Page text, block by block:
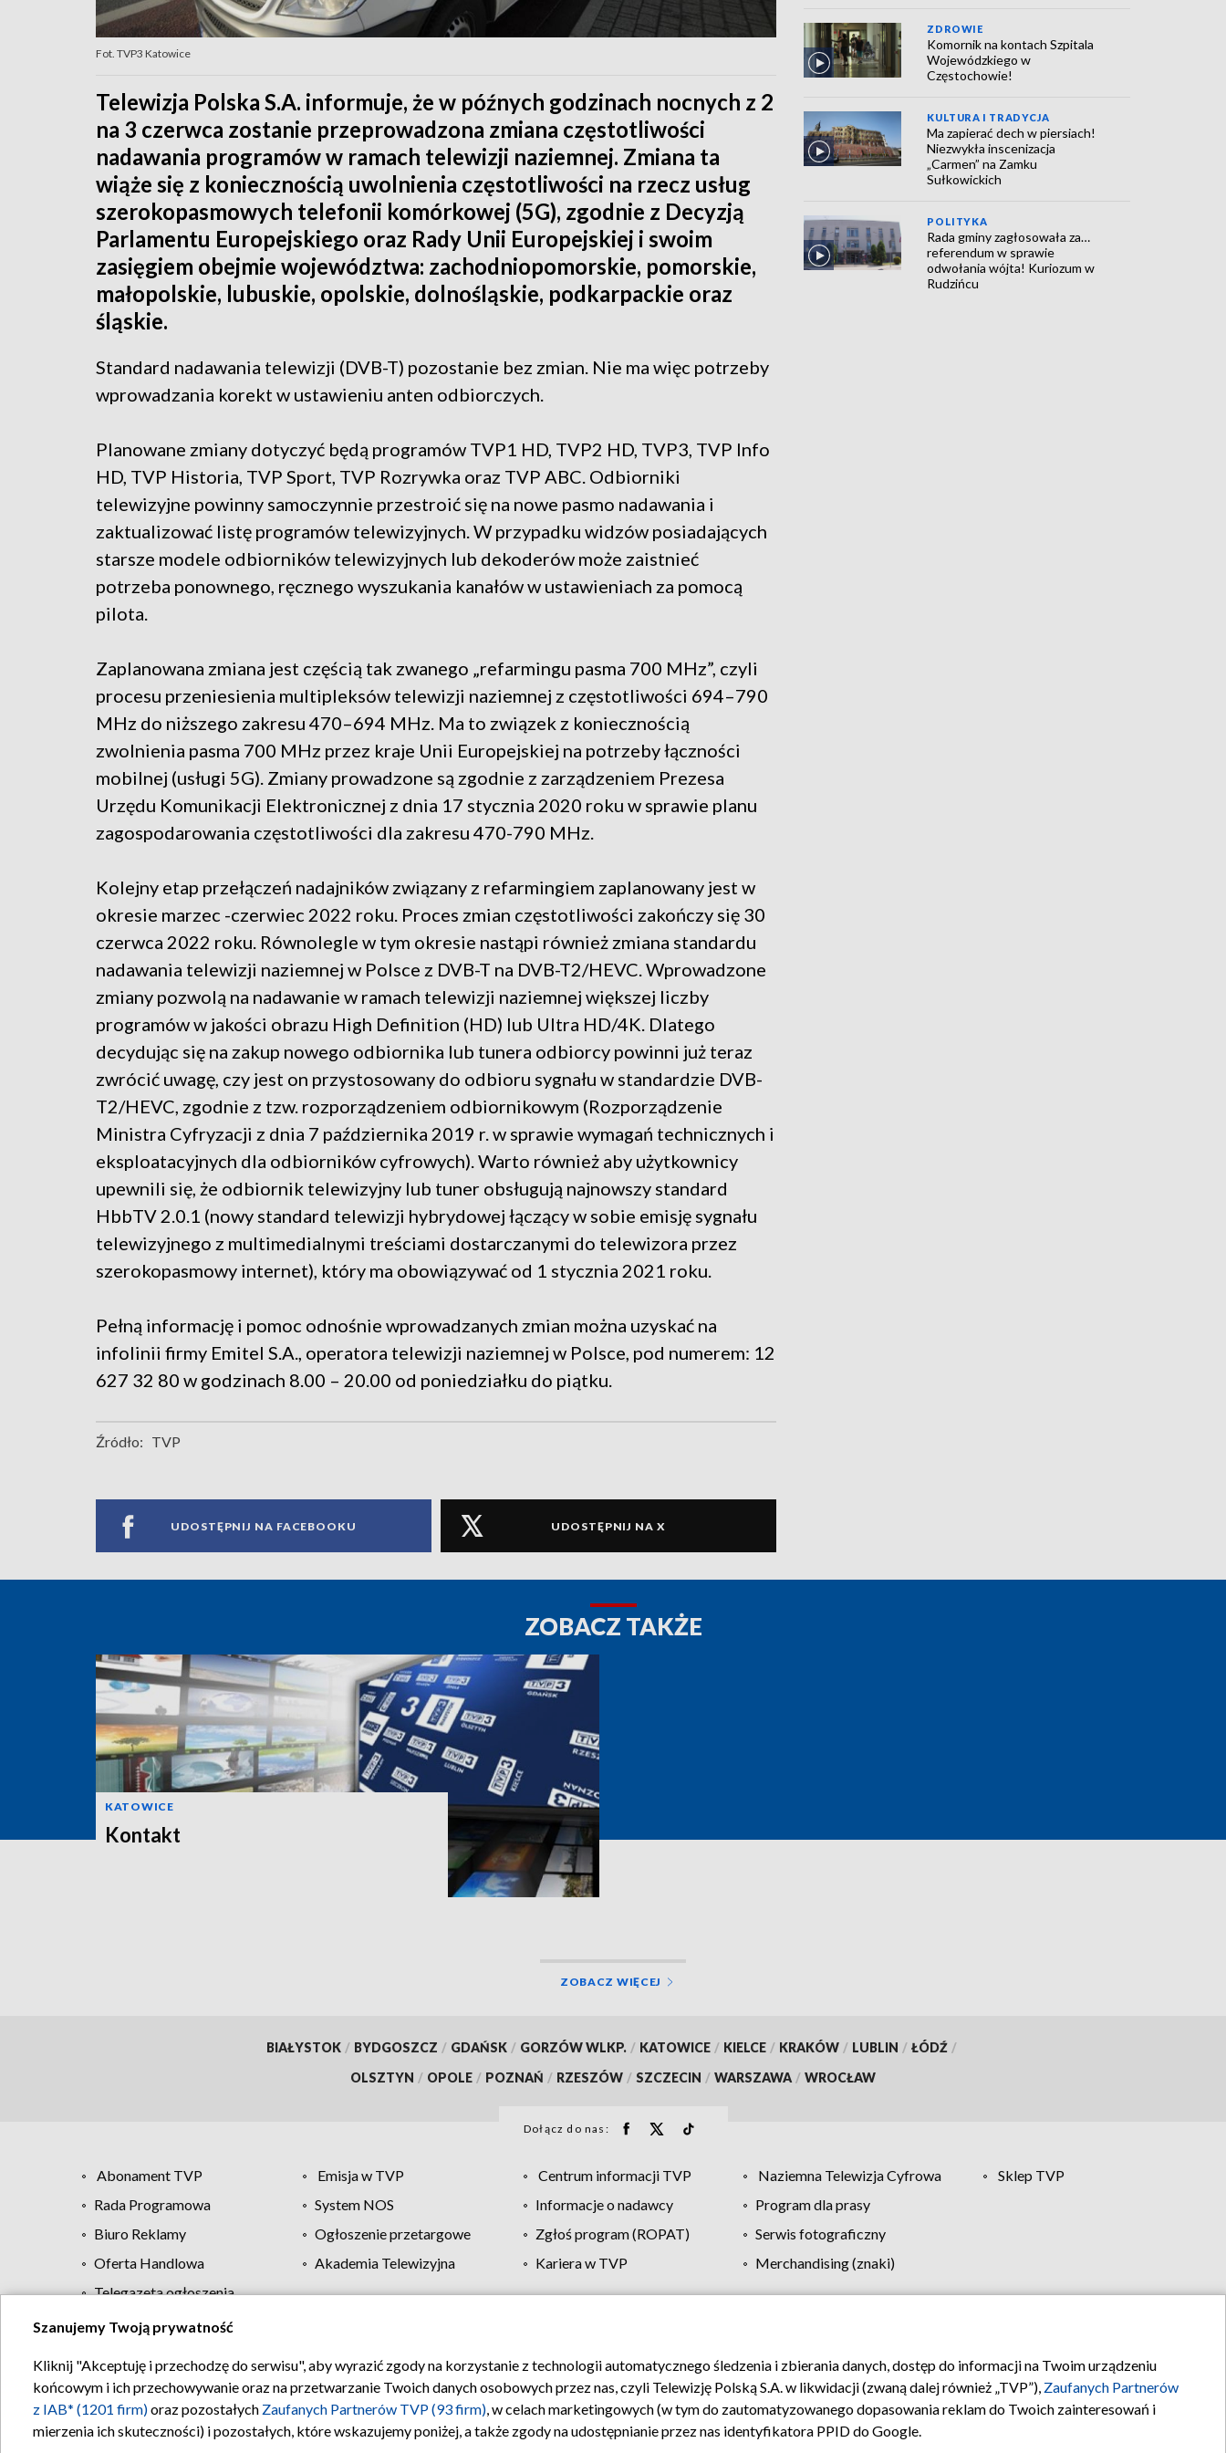
Fot. TVP3 Katowice
Telewizja Polska S.A. informuje, że w późnych godzinach nocnych z 2
na 3 czerwca zostanie przeprowadzona zmiana częstotliwości
nadawania programów w ramach telewizji naziemnej. Zmiana ta
wiąże się z koniecznością uwolnienia częstotliwości na rzecz usług
szerokopasmowych telefonii komórkowej (5G), zgodnie z Decyzją
Parlamentu Europejskiego oraz Rady Unii Europejskiej i swoim
zasięgiem obejmie województwa: zachodniopomorskie, pomorskie,
małopolskie, lubuskie, opolskie, dolnośląskie, podkarpackie oraz
śląskie.
Standard nadawania telewizji (DVB-T) pozostanie bez zmian. Nie ma więc potrzeby
wprowadzania korekt w ustawieniu anten odbiorczych.
Planowane zmiany dotyczyć będą programów TVP1 HD, TVP2 HD, TVP3, TVP Info
HD, TVP Historia, TVP Sport, TVP Rozrywka oraz TVP ABC. Odbiorniki
telewizyjne powinny samoczynnie przestroić się na nowe pasmo nadawania i
zaktualizować listę programów telewizyjnych. W przypadku widzów posiadających
starsze modele odbiorników telewizyjnych lub dekoderów może zaistnieć
potrzeba ponownego, ręcznego wyszukania kanałów w ustawieniach za pomocą
pilota.
Zaplanowana zmiana jest częścią tak zwanego „refarmingu pasma 700 MHz”, czyli
procesu przeniesienia multipleksów telewizji naziemnej z częstotliwości 694–790
MHz do niższego zakresu 470–694 MHz. Ma to związek z koniecznością
zwolnienia pasma 700 MHz przez kraje Unii Europejskiej na potrzeby łączności
mobilnej (usługi 5G). Zmiany prowadzone są zgodnie z zarządzeniem Prezesa
Urzędu Komunikacji Elektronicznej z dnia 17 stycznia 2020 roku w sprawie planu
zagospodarowania częstotliwości dla zakresu 470-790 MHz.
Kolejny etap przełączeń nadajników związany z refarmingiem zaplanowany jest w
okresie marzec -czerwiec 2022 roku. Proces zmian częstotliwości zakończy się 30
czerwca 2022 roku. Równolegle w tym okresie nastąpi również zmiana standardu
nadawania telewizji naziemnej w Polsce z DVB-T na DVB-T2/HEVC. Wprowadzone
zmiany pozwolą na nadawanie w ramach telewizji naziemnej większej liczby
programów w jakości obrazu High Definition (HD) lub Ultra HD/4K. Dlatego
decydując się na zakup nowego odbiornika lub tunera odbiorcy powinni już teraz
zwrócić uwagę, czy jest on przystosowany do odbioru sygnału w standardzie DVB-
T2/HEVC, zgodnie z tzw. rozporządzeniem odbiornikowym (Rozporządzenie
Ministra Cyfryzacji z dnia 7 października 2019 r. w sprawie wymagań technicznych i
eksploatacyjnych dla odbiorników cyfrowych). Warto również aby użytkownicy
upewnili się, że odbiornik telewizyjny lub tuner obsługują najnowszy standard
HbbTV 2.0.1 (nowy standard telewizji hybrydowej łączący w sobie emisję sygnału
telewizyjnego z multimedialnymi treściami dostarczanymi do telewizora przez
szerokopasmowy internet), który ma obowiązywać od 1 stycznia 2021 roku.
Pełną informację i pomoc odnośnie wprowadzanych zmian można uzyskać na
infolinii firmy Emitel S.A., operatora telewizji naziemnej w Polsce, pod numerem: 12
627 32 80 w godzinach 8.00 – 20.00 od poniedziałku do piątku.
Źródło: TVP
UDOSTĘPNIJ NA FACEBOOKU UDOSTĘPNIJ NA X
ZDROWIE
Komornik na kontach Szpitala
Wojewódzkiego w
Częstochowie!
KULTURA I TRADYCJA
Ma zapierać dech w piersiach!
Niezwykła inscenizacja
„Carmen” na Zamku
Sułkowickich
POLITYKA
Rada gminy zagłosowała za…
referendum w sprawie
odwołania wójta! Kuriozum w
Rudzińcu
ZOBACZ TAKŻE
KATOWICE
Kontakt
ZOBACZ WIĘCEJ
BIAŁYSTOK / BYDGOSZCZ / GDAŃSK / GORZÓW WLKP. / KATOWICE / KIELCE / KRAKÓW / LUBLIN / ŁÓDŹ /
OLSZTYN / OPOLE / POZNAŃ / RZESZÓW / SZCZECIN / WARSZAWA / WROCŁAW
Dołącz do nas:
Abonament TVP Emisja w TVP Centrum informacji TVP Naziemna Telewizja Cyfrowa
Sklep TVP
Rada Programowa
System NOS Informacje o nadawcy
Program dla prasy
Biuro Reklamy
Ogłoszenie przetargowe Zgłoś program (ROPAT)
Serwis fotograficzny
Oferta Handlowa
Akademia Telewizyjna Kariera w TVP
Merchandising (znaki)
Telegazeta ogłoszenia
Regulamin TVP Polityka prywatności Moje zgody Pomoc Biuro reklamy Kontakt
Szanujemy Twoją prywatność
Kliknij "Akceptuję i przechodzę do serwisu", aby wyrazić zgody na korzystanie z technologii automatycznego śledzenia i zbierania danych, dostęp do informacji na Twoim urządzeniu
końcowym i ich przechowywanie oraz na przetwarzanie Twoich danych osobowych przez nas, czyli Telewizję Polską S.A. w likwidacji (zwaną dalej również „TVP”), Zaufanych Partnerów
z IAB* (1201 firm)oraz pozostałych Zaufanych Partnerów TVP (93 firm), w celach marketingowych (w tym do zautomatyzowanego dopasowania reklam do Twoich zainteresowań i
mierzenia ich skuteczności) i pozostałych, które wskazujemy poniżej, a także zgody na udostępnianie przez nas identyfikatora PPID do Google.